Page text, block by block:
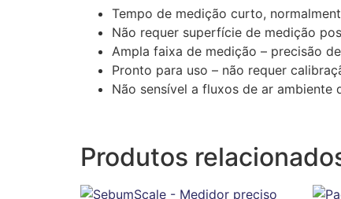
Tempo de medição curto,
Não requer superfície de medição
Ampla faixa de medição – precisão
Pronto para uso – não requer
Não sensível a fluxos de ar
Produtos